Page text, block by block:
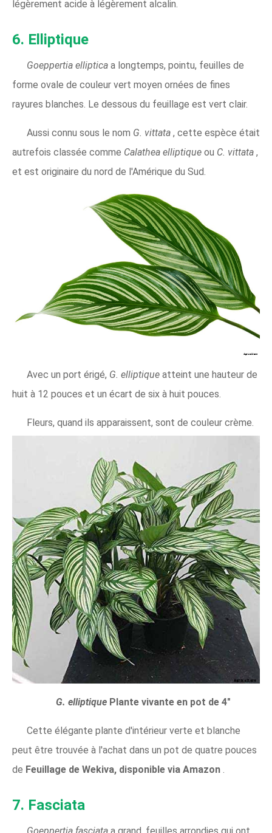
légèrement acide à légèrement alcalin.
6. Elliptique
Goeppertia elliptica a longtemps, pointu, feuilles de
forme ovale de couleur vert moyen ornées de fines
rayures blanches. Le dessous du feuillage est vert clair.
Aussi connu sous le nom G. vittata , cette espèce était
autrefois classée comme Calathea elliptique ou C. vittata ,
et est originaire du nord de l'Amérique du Sud.
Avec un port érigé, G. elliptique atteint une hauteur de
huit à 12 pouces et un écart de six à huit pouces.
Fleurs, quand ils apparaissent, sont de couleur crème.
G. elliptique Plante vivante en pot de 4"
Cette élégante plante d'intérieur verte et blanche
peut être trouvée à l'achat dans un pot de quatre pouces
de Feuillage de Wekiva, disponible via Amazon .
7. Fasciata